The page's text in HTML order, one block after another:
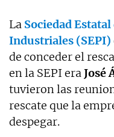
La Sociedad
Industriales (SEPI)
de conceder el
en la SEPI eraJosé
tuvieron las
rescate que la
despegar.